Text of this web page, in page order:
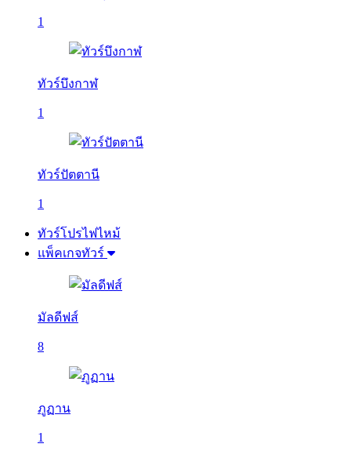
1
ทัวร์บึงกาฬ
1
ทัวร์ปัตตานี
1
ทัวร์โปรไฟไหม้
แพ็คเกจทัวร์
มัลดีฟส์
8
ภูฏาน
1